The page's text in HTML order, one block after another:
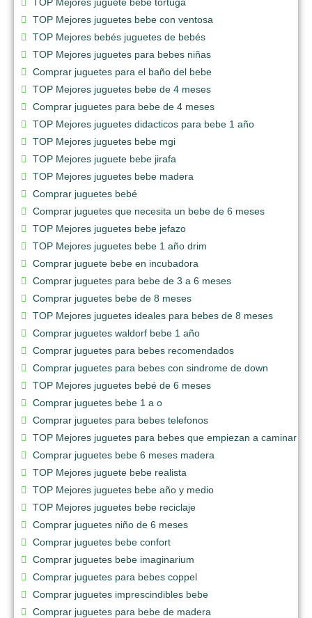
TOP Mejores juguetes bebe con ventosa
TOP Mejores bebés juguetes de bebés
TOP Mejores juguetes para bebes niñas
Comprar juguetes para el baño del bebe
TOP Mejores juguetes bebe de 4 meses
Comprar juguetes para bebe de 4 meses
TOP Mejores juguetes didacticos para bebe 1 año
TOP Mejores juguetes bebe mgi
TOP Mejores juguete bebe jirafa
TOP Mejores juguetes bebe madera
Comprar juguetes bebé
Comprar juguetes que necesita un bebe de 6 meses
TOP Mejores juguetes bebe jefazo
TOP Mejores juguetes bebe 1 año drim
Comprar juguete bebe en incubadora
Comprar juguetes para bebe de 3 a 6 meses
Comprar juguetes bebe de 8 meses
TOP Mejores juguetes ideales para bebes de 8 meses
Comprar juguetes waldorf bebe 1 año
Comprar juguetes para bebes recomendados
Comprar juguetes para bebes con sindrome de down
TOP Mejores juguetes bebé de 6 meses
Comprar juguetes bebe 1 a o
Comprar juguetes para bebes telefonos
TOP Mejores juguetes para bebes que empiezan a caminar
Comprar juguetes bebe 6 meses madera
TOP Mejores juguete bebe realista
TOP Mejores juguetes bebe año y medio
TOP Mejores juguetes bebe reciclaje
Comprar juguetes niño de 6 meses
Comprar juguetes bebe confort
Comprar juguetes bebe imaginarium
Comprar juguetes para bebes coppel
Comprar juguetes imprescindibles bebe
Comprar juguetes para bebe de madera